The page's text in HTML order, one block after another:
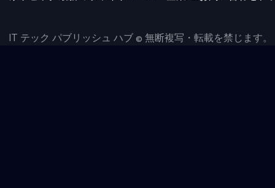
IT テック パブリッシュ ハブ © 無断複写・転載を禁じます。